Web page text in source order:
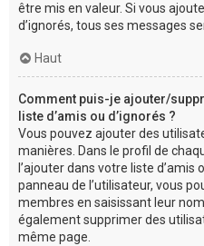
être mis en valeur. Si vous
d’ignorés, tous ses messages
Haut
Comment puis-je ajouter/
liste d’amis ou d’ignorés ?
Vous pouvez ajouter des
manières. Dans le profil de
l’ajouter dans votre liste d’amis
panneau de l’utilisateur, vous
membres en saisissant leur
également supprimer des
même page.